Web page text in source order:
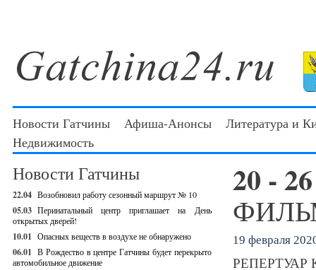
Новости Гатчины Афиша-Анонсы
Литература и
Недвижимость
Новости Гатчины
22.04 Возобновил работу сезонный маршрут № 10
05.03 Перинатальный центр приглашает на День
открытых дверей!
10.01 Опасных веществ в воздухе не обнаружено
06.01 В Рождество в центре Гатчины будет перекрыто
автомобильное движение
20 -
19 февраля
РЕПЕРТУАР